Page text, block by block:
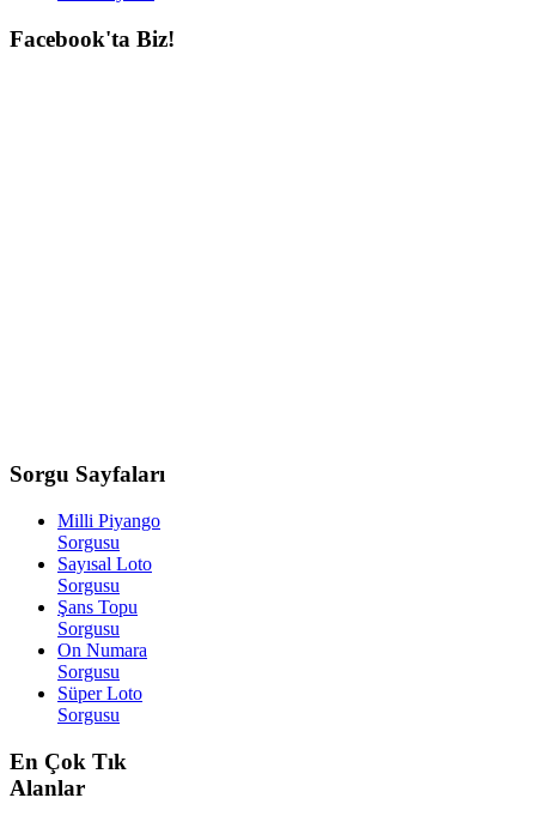
Facebook'ta Biz!
Sorgu Sayfaları
Milli Piyango
Sorgusu
Sayısal Loto
Sorgusu
Şans Topu
Sorgusu
On Numara
Sorgusu
Süper Loto
Sorgusu
En Çok Tık
Alanlar